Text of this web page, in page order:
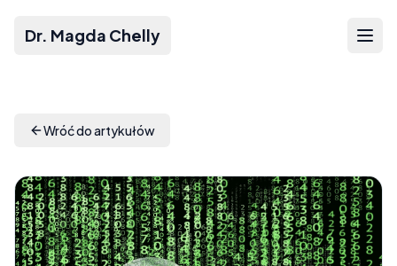
Dr. Magda Chelly
Wróć do artykułów